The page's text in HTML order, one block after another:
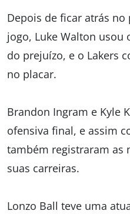
Depois de ficar atrás
jogo, Luke Walton usou
do prejuízo, e o Lakers
no placar.
Brandon Ingram e Kyle
ofensiva final, e assim
também registraram as
suas carreiras.
Lonzo Ball teve uma